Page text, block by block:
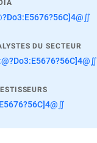
DU SECTEUR